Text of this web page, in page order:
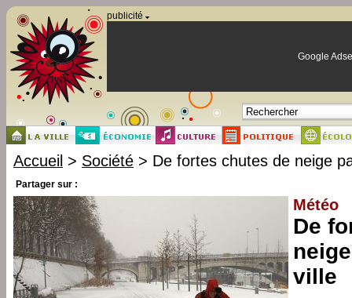
publicité
Google
Accueil > Société > De fortes chutes de neige
Partager sur :
Météo
De
ville
Panneau de gestion des cookies